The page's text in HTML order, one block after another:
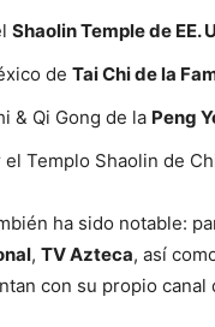
Shaolin Temple de EE.
de Tai Chi de la
& Qi Gong de la Peng
el Templo Shaolin de
ha sido notable:
, TV Azteca, así
con su propio